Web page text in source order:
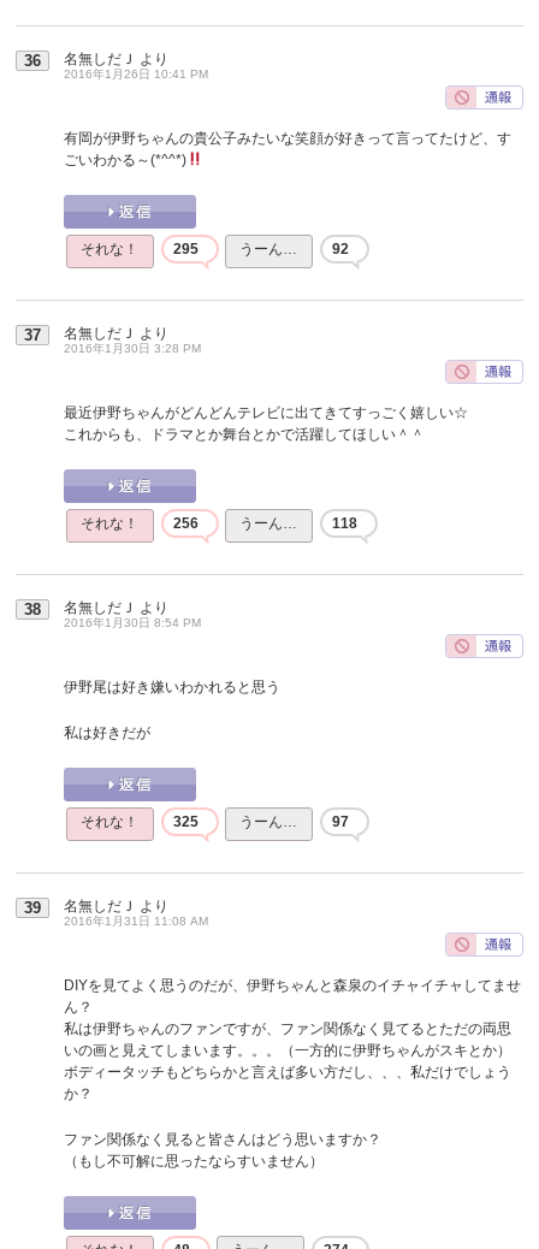
36 名無しだＪ より
2016年1月26日 10:41 PM
有岡が伊野ちゃんの貴公子みたいな笑顔が好きって言ってたけど、す
ごいわかる～(*^^*)
それな！ 295 うーん… 92
37 名無しだＪ より
2016年1月30日 3:28 PM
最近伊野ちゃんがどんどんテレビに出てきてすっごく嬉しい☆
これからも、ドラマとか舞台とかで活躍してほしい＾＾
それな！ 256 うーん… 118
38 名無しだＪ より
2016年1月30日 8:54 PM
伊野尾は好き嫌いわかれると思う
私は好きだが
それな！ 325 うーん… 97
39 名無しだＪ より
2016年1月31日 11:08 AM
DIYを見てよく思うのだが、伊野ちゃんと森泉のイチャイチャしてませ
ん？
私は伊野ちゃんのファンですが、ファン関係なく見てるとただの両思
いの画と見えてしまいます。。。（一方的に伊野ちゃんがスキとか）
ボディータッチもどちらかと言えば多い方だし、、、私だけでしょう
か？
ファン関係なく見ると皆さんはどう思いますか？
（もし不可解に思ったならすいません）